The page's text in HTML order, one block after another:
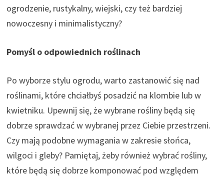
ogrodzenie, rustykalny, wiejski, czy też bardziej
nowoczesny i minimalistyczny?
Pomyśl o odpowiednich roślinach
Po wyborze stylu ogrodu, warto zastanowić się nad
roślinami, które chciałbyś posadzić na klombie lub w
kwietniku. Upewnij się, że wybrane rośliny będą się
dobrze sprawdzać w wybranej przez Ciebie przestrzeni.
Czy mają podobne wymagania w zakresie słońca,
wilgoci i gleby? Pamiętaj, żeby również wybrać rośliny,
które będą się dobrze komponować pod względem